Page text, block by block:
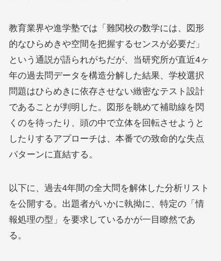
教育業界や進学塾では「難関校の数学には、図形
的なひらめきや空間を把握するセンスが必要だ」
という通説が語られがちだが、当研究所が直近4ヶ
年の過去問データを構造分解した結果、学校選択
問題はひらめきに依存させない緻密なテスト設計
であることが判明した。図形を眺めて補助線を閃
くのを待ったり、頭の中で立体を回転させようと
したりするアプローチは、本番での致命的な失点
パターンに直結する。
以下に、過去4年間の全大問を解体した分析リスト
を公開する。出題者がいかに執拗に、特定の「情
報処理の型」を要求しているかが一目瞭然であ
る。